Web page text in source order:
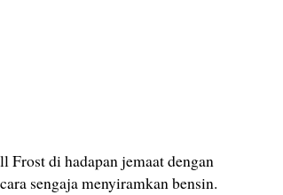
di hadapan jemaat dengan
sengaja menyiramkan bensin.